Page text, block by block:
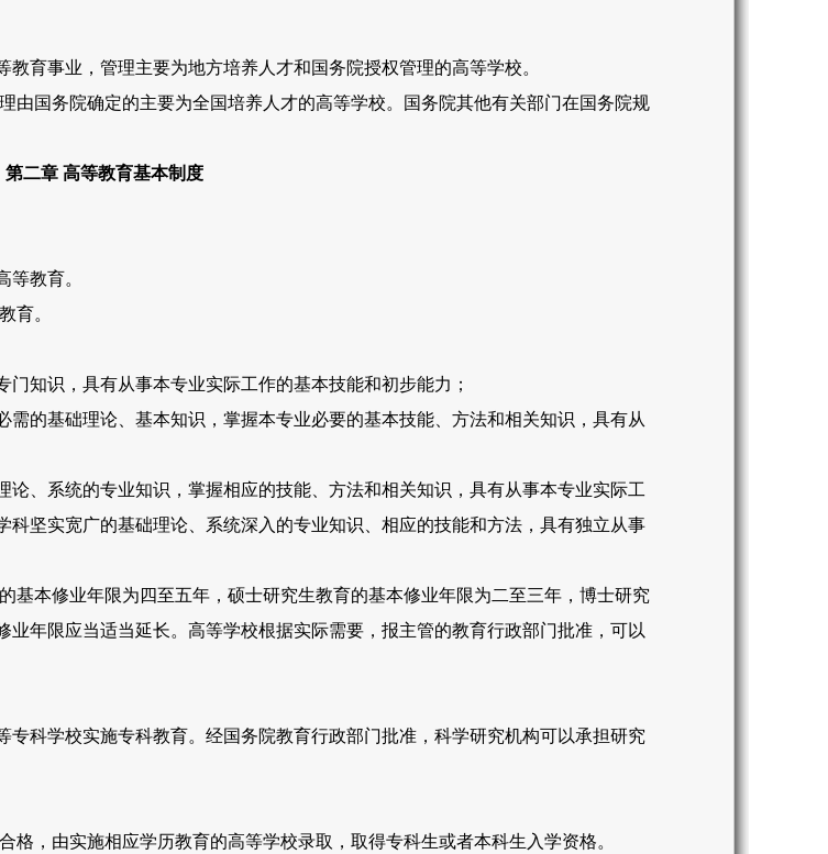
事业，管理主要为地方培养人才和国务院授权管理的高等学校。
国务院确定的主要为全国培养人才的高等学校。国务院其他有关部门在国务院规
第二章 高等教育基本制度
教育。
育。
识，具有从事本专业实际工作的基本技能和初步能力；
基础理论、基本知识，掌握本专业必要的基本技能、方法和相关知识，具有从
系统的专业知识，掌握相应的技能、方法和相关知识，具有从事本专业实际工
坚实宽广的基础理论、系统深入的专业知识、相应的技能和方法，具有独立从事
本修业年限为四至五年，硕士研究生教育的基本修业年限为二至三年，博士研究
年限应当适当延长。高等学校根据实际需要，报主管的教育行政部门批准，可以
学校实施专科教育。经国务院教育行政部门批准，科学研究机构可以承担研究
，由实施相应学历教育的高等学校录取，取得专科生或者本科生入学资格。